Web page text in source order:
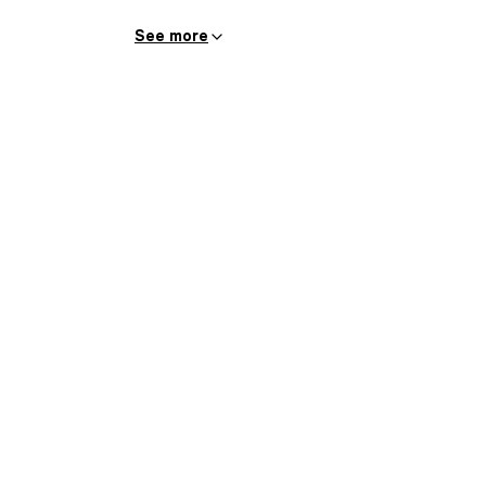
valider le fit culturel et échanger sur la
See more